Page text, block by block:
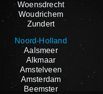
Woensdrecht
Woudrichem
Zundert
Noord-Holland
Aalsmeer
Alkmaar
Amstelveen
Amsterdam
Beemster